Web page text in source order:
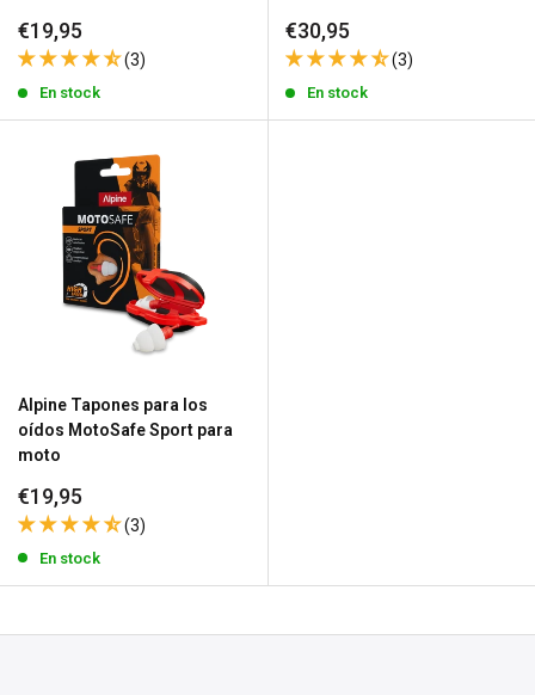
Precio
de
venta
€19,95
(3)
En stock
Precio
de
venta
€30,95
(3)
En stock
Alpine Tapones para los
oídos MotoSafe Sport para
moto
Precio
de
venta
€19,95
(3)
En stock